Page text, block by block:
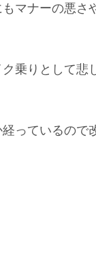
マナーの悪さ
乗りとして悲
っているので